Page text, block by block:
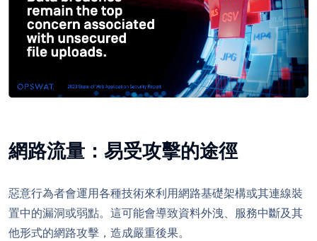
網路流量：易受攻擊的途徑
惡意行為者會運用各種技術來利用網路基礎架構或其連線裝
置中的漏洞或弱點。這可能會導致資料外洩、服務中斷及其
他形式的網路攻擊，造成嚴重後果。